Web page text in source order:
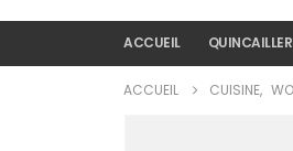
ACCUEIL
ACCUEIL CUISINE,